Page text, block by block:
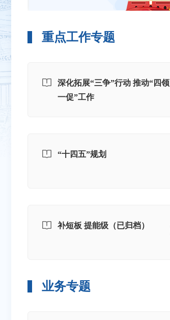
重点工作专题
深化拓展“三争”行动 推动“四领
一促”工作
“十四五”规划
补短板 提能级（已归档）
业务专题